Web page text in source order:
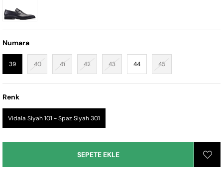
Numara
39 40 41 42 43 44 45
Renk
Vidala Siyah 101 - Spaz Siyah 301